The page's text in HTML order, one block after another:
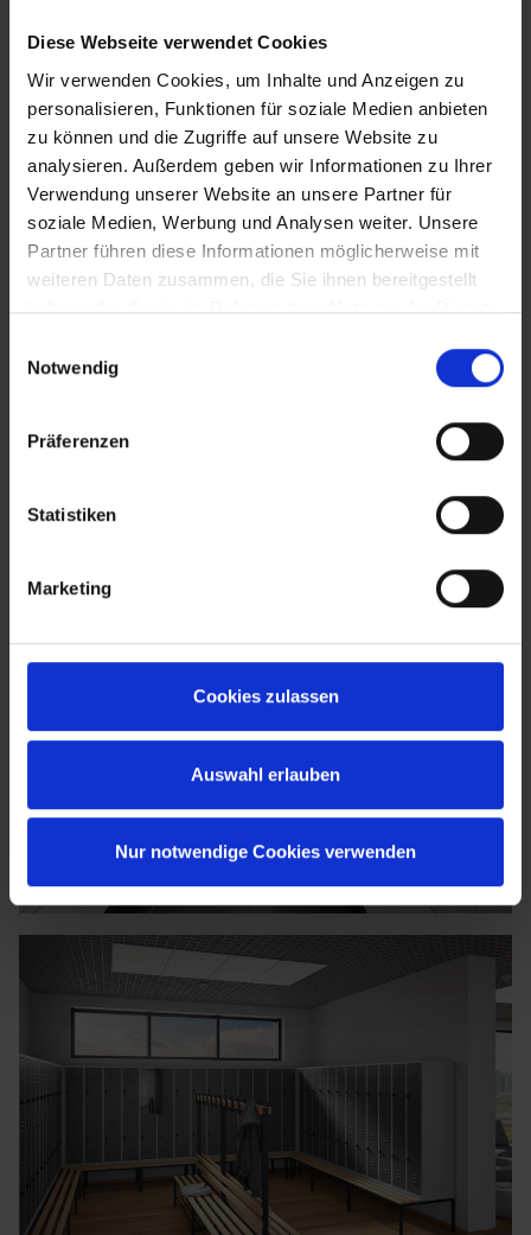
Diese Webseite verwendet Cookies
Wir verwenden Cookies, um Inhalte und Anzeigen zu
personalisieren, Funktionen für soziale Medien anbieten
zu können und die Zugriffe auf unsere Website zu
analysieren. Außerdem geben wir Informationen zu Ihrer
Verwendung unserer Website an unsere Partner für
soziale Medien, Werbung und Analysen weiter. Unsere
Partner führen diese Informationen möglicherweise mit
weiteren Daten zusammen, die Sie ihnen bereitgestellt
haben oder die sie im Rahmen Ihrer Nutzung der Dienste
Notwendig
Präferenzen
Statistiken
Marketing
Cookies zulassen
Auswahl erlauben
Nur notwendige Cookies verwenden